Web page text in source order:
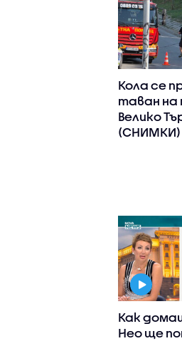
Кола се
таван на
Велико
(СНИМКИ)
Как
Нео ще